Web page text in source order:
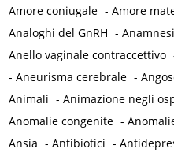
Amore coniugale -Amore
Analoghi del GnRH -Anamnesi
Anello vaginale contraccettivo
-Aneurisma cerebrale -
Animali -Animazione negli
Anomalie congenite -
Ansia -Antibiotici -